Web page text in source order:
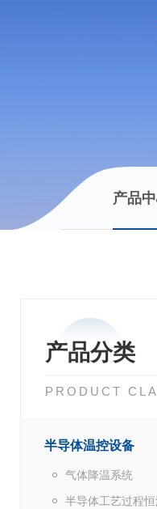
产品
产品分类
PRODUCT
半导体温控设备
气体降温系统
半导体工艺过程